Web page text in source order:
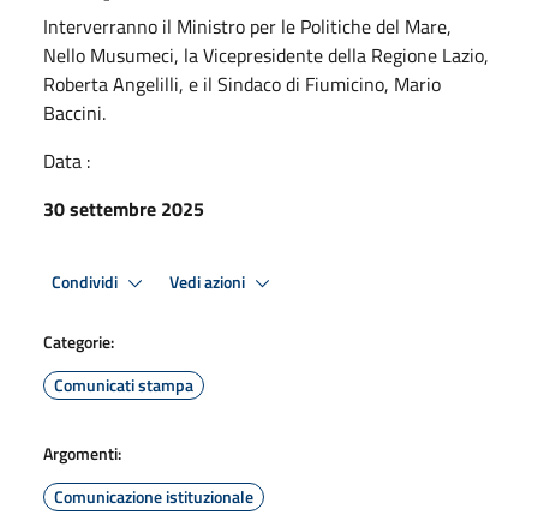
Interverranno il Ministro per le Politiche del Mare,
Nello Musumeci, la Vicepresidente della Regione Lazio,
Roberta Angelilli, e il Sindaco di Fiumicino, Mario
Baccini.
Data :
30 settembre 2025
Condividi Vedi azioni
Categorie:
Comunicati stampa
Argomenti:
Comunicazione istituzionale